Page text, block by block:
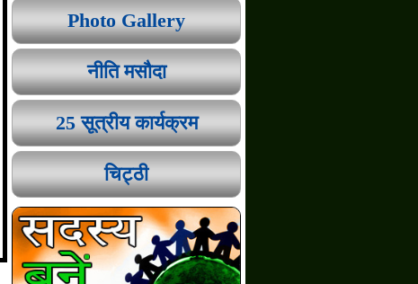
Photo Gallery
नीति मसौदा
25 सूत्रीय कार्यक्रम
चिट्ठी